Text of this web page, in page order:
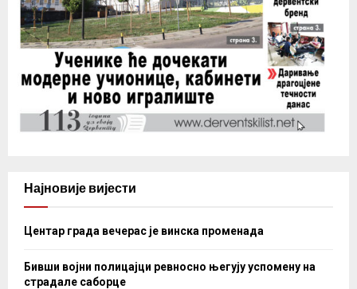
Најновије вијести
Центар града вечерас је винска променада
Бивши војни полицајци ревносно његују успомену на
страдале саборце